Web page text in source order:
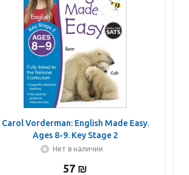
Carol Vorderman: English Made Easy.
Ages 8-9. Key Stage 2
Нет в наличии
57 ₪